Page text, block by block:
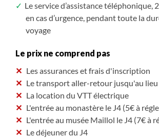
Le service d’assistance téléphonique,
en cas d’urgence, pendant toute la
voyage
Le prix ne comprend pas
Les assurances et frais d'inscription
Le transport aller-retour jusqu'au
La location du VTT électrique
L'entrée au monastère le J4 (5€ à
L'entrée au musée Maillol le J4 (7€ à
Le déjeuner du J4